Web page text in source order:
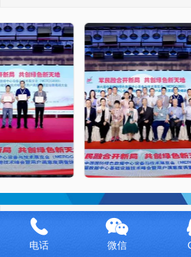
新闻动态
电话 微信